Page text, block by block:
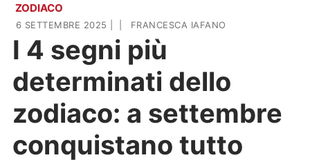
Home
News
Cinema e TV
Casa & Giardino
Arredamento
Piante e fiori
DIY
Lifestyle
ZODIACO
6 SETTEMBRE 2025 FRANCESCA IAFANO
I 4 segni più
determinati dello
zodiaco: a settembre
conquistano tutto